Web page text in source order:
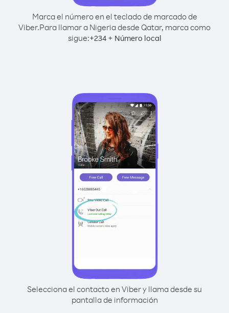
Marca el número en el teclado de marcado de
Viber.Para llamar a Nigeria desde Qatar, marca como
sigue:+234+ Número local
Selecciona el contacto en Viber y llama desde su
pantalla de información